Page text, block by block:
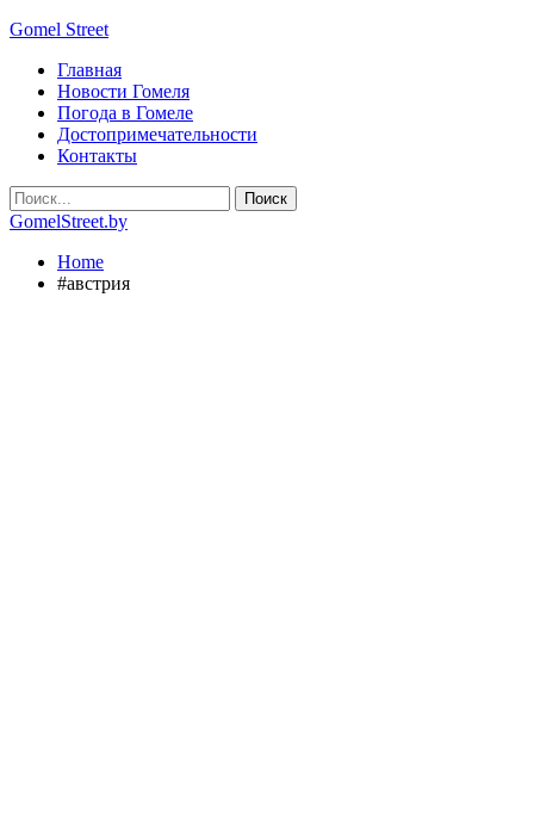
Gomel Street
Главная
Новости Гомеля
Погода в Гомеле
Достопримечательности
Контакты
GomelStreet.by
Home
#австрия